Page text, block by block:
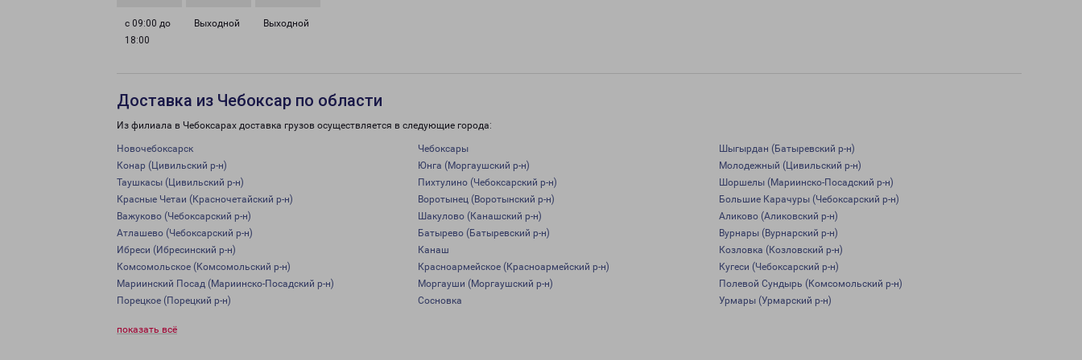
с 09:00 до
18:00
Выходной Выходной
Доставка из Чебоксар по области
Из филиала в Чебоксарах доставка грузов осуществляется в следующие города:
Новочебоксарск Чебоксары
Шыгырдан (Батыревский р-н)
Конар (Цивильский р-н)
Юнга (Моргаушский р-н)
Молодежный (Цивильский р-н)
Таушкасы (Цивильский р-н)
Пихтулино (Чебоксарский р-н)
Шоршелы (Мариинско-Посадский р-н)
Красные Четаи (Красночетайский р-н)
Воротынец (Воротынский р-н)
Большие Карачуры (Чебоксарский р-н)
Важуково (Чебоксарский р-н)
Шакулово (Канашский р-н)
Аликово (Аликовский р-н)
Атлашево (Чебоксарский р-н)
Батырево (Батыревский р-н)
Вурнары (Вурнарский р-н)
Ибреси (Ибресинский р-н)
Канаш
Козловка (Козловский р-н)
Комсомольское (Комсомольский р-н)
Красноармейское (Красноармейский р-н)
Кугеси (Чебоксарский р-н)
Мариинский Посад (Мариинско-Посадский р-н)
Моргауши (Моргаушский р-н)
Полевой Сундырь (Комсомольский р-н)
Порецкое (Порецкий р-н)
Сосновка Урмары (Урмарский р-н)
показать всё